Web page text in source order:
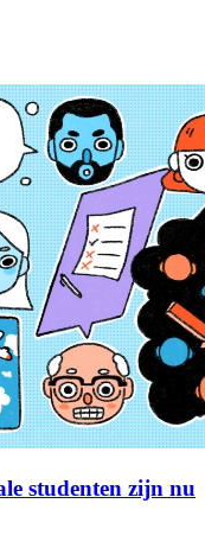
studenten zijn nu